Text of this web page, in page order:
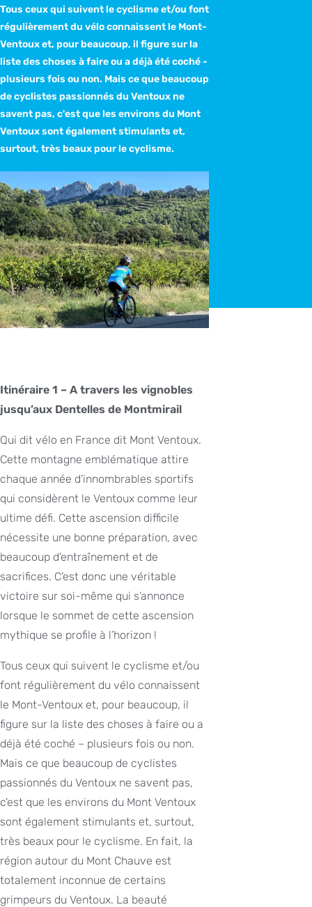
Tous ceux qui suivent le cyclisme et/ou font
régulièrement du vélo connaissent le Mont-
Ventoux et, pour beaucoup, il figure sur la
liste des choses à faire ou a déjà été coché -
plusieurs fois ou non. Mais ce que beaucoup
de cyclistes passionnés du Ventoux ne
savent pas, c'est que les environs du Mont
Ventoux sont également stimulants et,
surtout, très beaux pour le cyclisme.
Itinéraire 1 – A travers les vignobles
jusqu’aux Dentelles de Montmirail
Qui dit vélo en France dit Mont Ventoux.
Cette montagne emblématique attire
chaque année d’innombrables sportifs
qui considèrent le Ventoux comme leur
ultime défi. Cette ascension difficile
nécessite une bonne préparation, avec
beaucoup d’entraînement et de
sacrifices. C’est donc une véritable
victoire sur soi-même qui s’annonce
lorsque le sommet de cette ascension
mythique se profile à l’horizon !
Tous ceux qui suivent le cyclisme et/ou
font régulièrement du vélo connaissent
le Mont-Ventoux et, pour beaucoup, il
figure sur la liste des choses à faire ou a
déjà été coché – plusieurs fois ou non.
Mais ce que beaucoup de cyclistes
passionnés du Ventoux ne savent pas,
c’est que les environs du Mont Ventoux
sont également stimulants et, surtout,
très beaux pour le cyclisme. En fait, la
région autour du Mont Chauve est
totalement inconnue de certains
grimpeurs du Ventoux. La beauté